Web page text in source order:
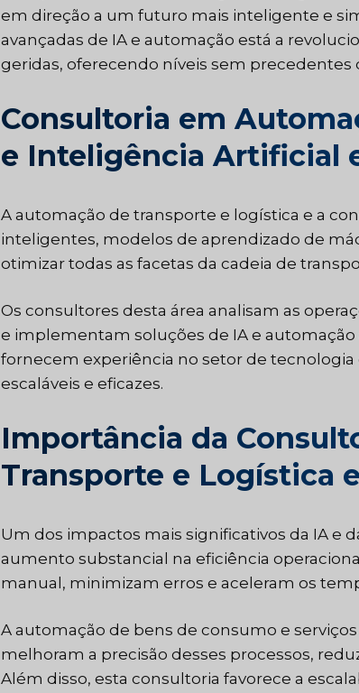
em direção a um futuro mais inteligente e
avançadas de IA e automação está a
geridas, oferecendo níveis sem precedentes
Consultoria em
e Inteligência Artificial
A automação de transporte e logística e a
inteligentes, modelos de aprendizado de
otimizar todas as facetas da cadeia de
Os consultores desta área analisam as
e implementam soluções de IA e automação
fornecem experiência no setor de
escaláveis e eficazes.
Importância da
Transporte e Logística
Um dos impactos mais significativos da IA e
aumento substancial na eficiência
manual, minimizam erros e aceleram os
A automação de bens de consumo e
melhoram a precisão desses processos,
Além disso, esta consultoria favorece a